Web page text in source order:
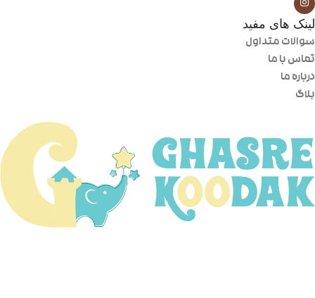
لینک های مفید
سوالات متداول
تماس با ما
درباره ما
بلاگ